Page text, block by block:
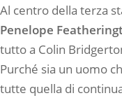
Al centro della terza
Penelope
tutto a Colin
Purché sia un uomo
tutte quella di